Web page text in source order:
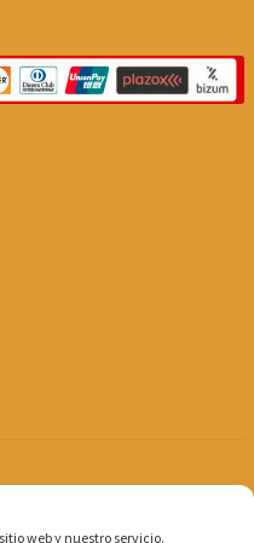
web y nuestro servicio.